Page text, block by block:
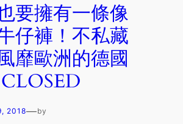
要擁有一條像
仔褲！不私藏
靡歐洲的德國
2018—by